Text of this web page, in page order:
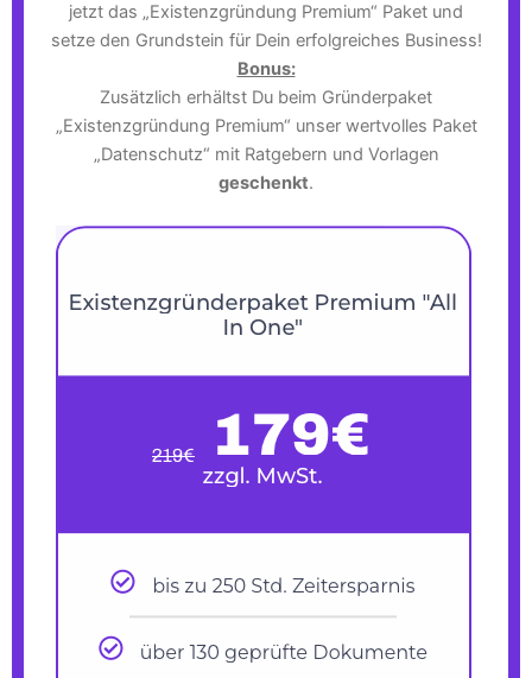
jetzt das „Existenzgründung Premium“ Paket und
setze den Grundstein für Dein erfolgreiches Business!
Bonus:
Zusätzlich erhältst Du beim Gründerpaket
„Existenzgründung Premium“ unser wertvolles Paket
„Datenschutz“ mit Ratgebern und Vorlagen
geschenkt.